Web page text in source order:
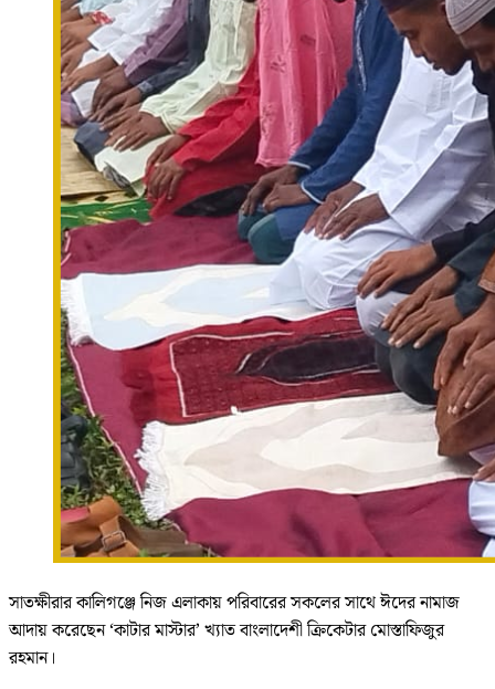
সাতক্ষীরার কালিগঞ্জে নিজ এলাকায় পরিবারের সকলের সাথে ঈদের নামাজ
আদায় করেছেন ‘কাটার মাস্টার’ খ্যাত বাংলাদেশী ক্রিকেটার মোস্তাফিজুর
রহমান।